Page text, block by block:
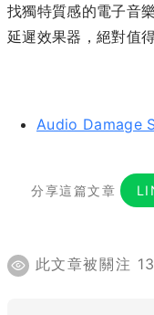
找獨特質感的電子音
延遲效果器，絕對值
Audio Damage
分享這篇文章
此文章被關注